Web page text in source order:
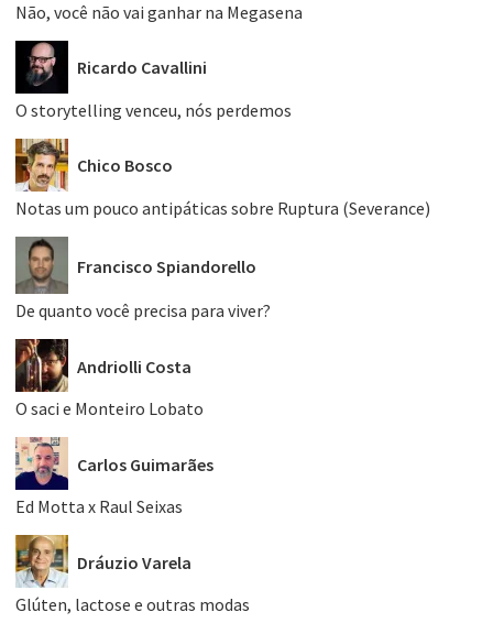
Não, você não vai ganhar na Megasena
Ricardo Cavallini
O storytelling venceu, nós perdemos
Chico Bosco
Notas um pouco antipáticas sobre Ruptura (Severance)
Francisco Spiandorello
De quanto você precisa para viver?
Andriolli Costa
O saci e Monteiro Lobato
Carlos Guimarães
Ed Motta x Raul Seixas
Dráuzio Varela
Glúten, lactose e outras modas